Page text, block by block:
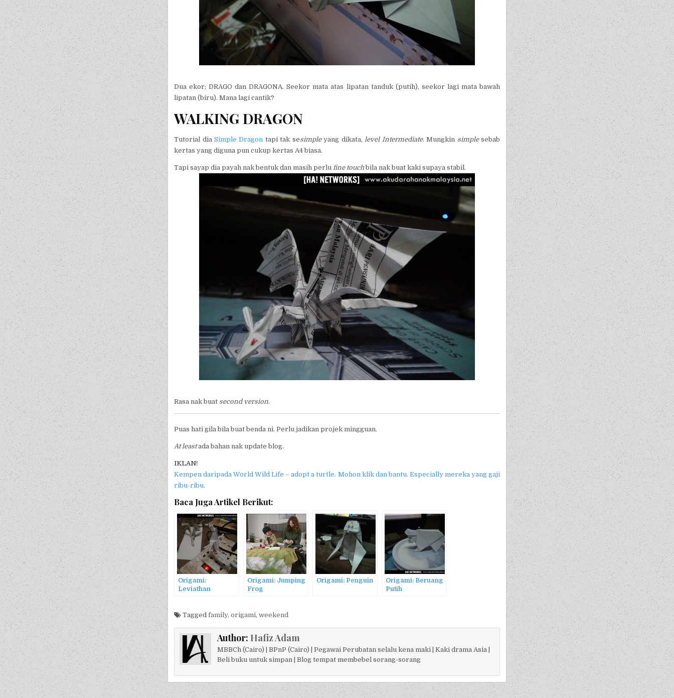
Dua ekor; DRAGO dan DRAGONA. Seekor mata atas lipatan tanduk (putih), seekor lagi mata bawah
lipatan (biru). Mana lagi cantik?
WALKING DRAGON
Tutorial dia Simple Dragon tapi tak sesimpleyang dikata,level Intermediate. Mungkin simplesebab
kertas yang diguna pun cukup kertas A4 biasa.
Tapi sayap dia payah nak bentuk dan masih perlufine touchbila nak buat kaki supaya stabil.
Rasa nak buat second version.
Puas hati gila bila buat benda ni. Perlu jadikan projek mingguan.
At leastada bahan nak update blog.
IKLAN!
Kempen daripada World Wild Life – adopt a turtle. Mohon klik dan bantu. Especially mereka yang gaji
ribu-ribu.
Baca Juga Artikel Berikut:
Origami:
Leviathan
Origami: Jumping
Frog
Origami: Penguin
Origami: Beruang
Putih
Taggedfamily,origami,weekend
Author: Hafiz Adam
MBBCh (Cairo) | BPnP (Cairo) | Pegawai Perubatan selalu kena maki | Kaki drama Asia |
Beli buku untuk simpan | Blog tempat membebel sorang-sorang